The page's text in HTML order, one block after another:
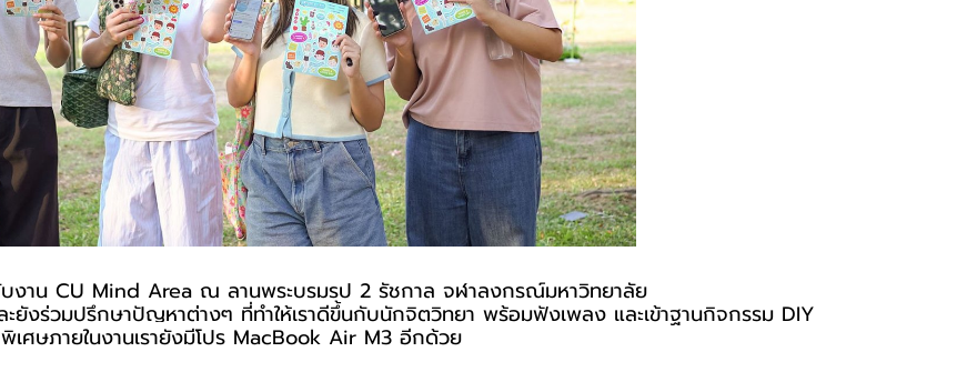
บงาน CU Mind Area ณ ลานพระบรมรูป 2 รัชกาล จุฬาลงกรณ์มหาวิทยาลัย
งร่วมปรึกษาปัญหาต่างๆ ที่ทำให้เราดีขึ้นกับนักจิตวิทยา พร้อมฟังเพลง และเข้าฐานกิจกรรม DIY
พิเศษภายในงานเรายังมีโปร MacBook Air M3 อีกด้วย